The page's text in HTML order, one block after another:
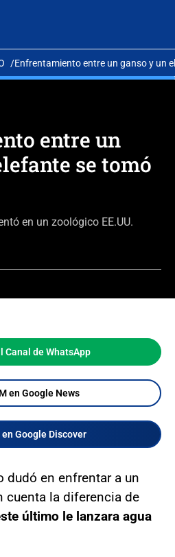
Enfrentamiento entre un ganso y un
entre un
se tomó
en un zoológico EE.UU.
Canal de WhatsApp
en Google News
en Google Discover
dudó en enfrentar a un
cuenta la diferencia de
último le lanzara agua